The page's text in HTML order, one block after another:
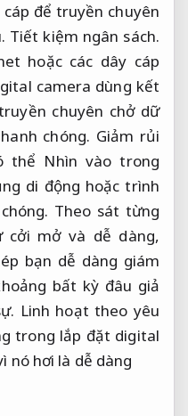
để truyền chuyên
Tiết kiệm ngân sách.
hoặc các dây cáp
camera dùng kết
chuyên chở dữ
chóng. Giảm rủi
thể Nhìn vào trong
di động hoặc trình
Theo sát từng
cởi mở và dễ dàng,
bạn dễ dàng giám
bất kỳ đâu giả
Linh hoạt theo yêu
trong lắp đặt digital
nó hơi là dễ dàng